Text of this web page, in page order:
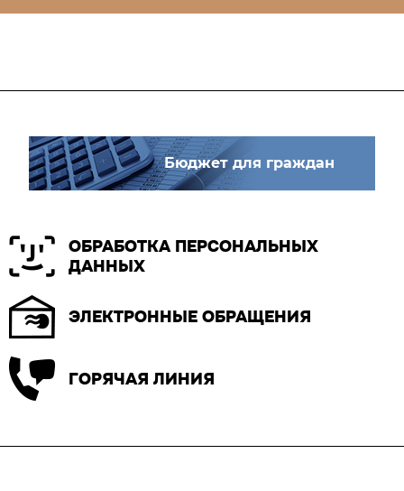
Бюджет для граждан
ОБРАБОТКА ПЕРСОНАЛЬНЫХ
ДАННЫХ
ЭЛЕКТРОННЫЕ ОБРАЩЕНИЯ
ГОРЯЧАЯ ЛИНИЯ